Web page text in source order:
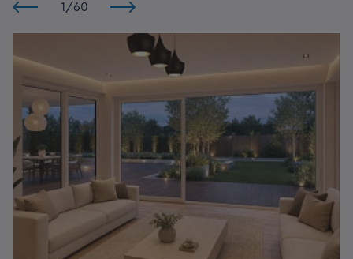
1 /60